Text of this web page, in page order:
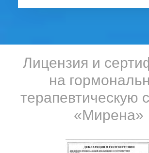
Лицензия и
на
терапевтическую
«Мирена»